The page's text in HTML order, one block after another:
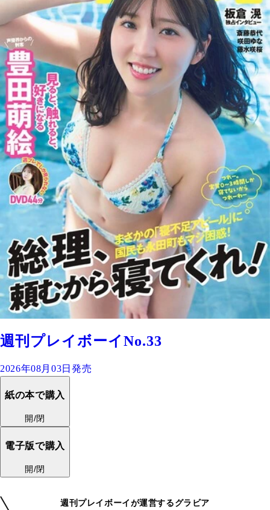
週刊プレイボーイNo.33
2026年08月03日発売
紙の本で購入
開/閉
電子版で購入
開/閉
週刊プレイボーイが運営するグラビア